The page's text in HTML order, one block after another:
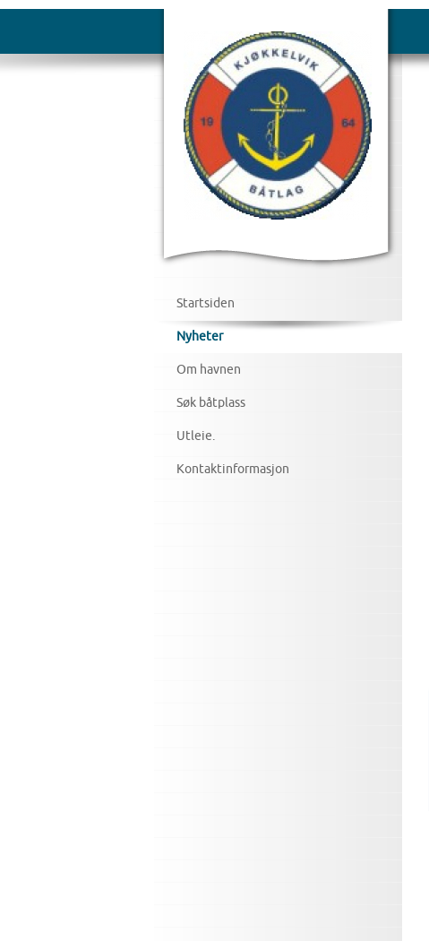
Startsiden
Nyheter
Om havnen
Søk båtplass
Utleie.
Kontaktinformasjon